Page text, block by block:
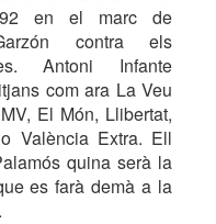
en el marc de
contra els
Antoni Infante
com ara La Veu
El Món, Llibertat,
València Extra. Ell
quina serà la
es farà demà a la